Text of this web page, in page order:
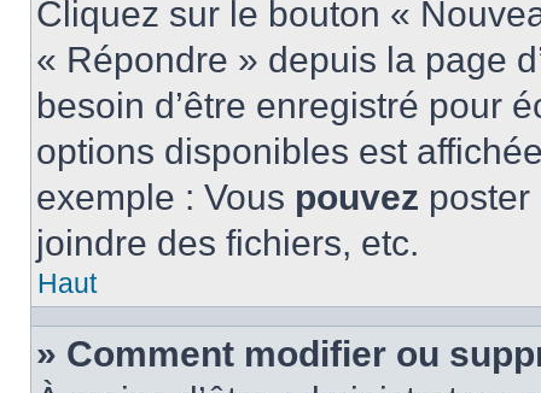
Cliquez sur le bouton «
« Répondre » depuis la page
besoin d’être enregistré pour
options disponibles est
exemple : Vous pouvez
joindre des fichiers, etc.
Haut
» Comment modifier ou